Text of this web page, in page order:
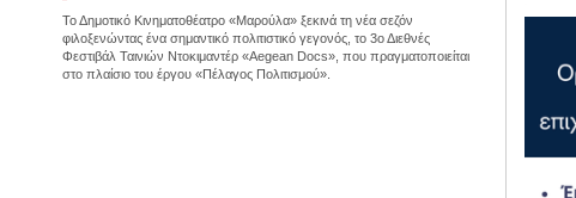
Το Δημοτικό Κινηματοθέατρο «Μαρούλα» ξεκινά τη νέα σεζόν
φιλοξενώντας ένα σημαντικό πολιτιστικό γεγονός, το 3ο Διεθνές
Φεστιβάλ Ταινιών Ντοκιμαντέρ «Aegean Docs», που πραγματοποιείται
στο πλαίσιο του έργου «Πέλαγος Πολιτισμού».